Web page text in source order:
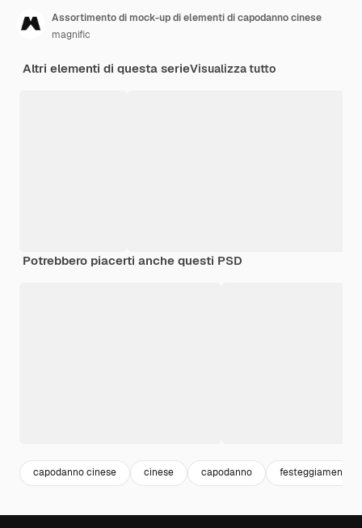
Assortimento di mock-up di elementi di capodanno cinese
magnific
Altri elementi di questa serieVisualizza tutto
Potrebbero piacerti anche questi PSD
capodanno cinese cinese capodanno festeggiamenti